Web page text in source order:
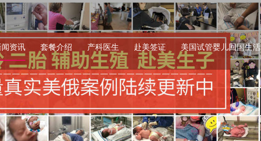
资讯 套餐介绍 产科医生 赴美签证 美国试管婴儿回国生活